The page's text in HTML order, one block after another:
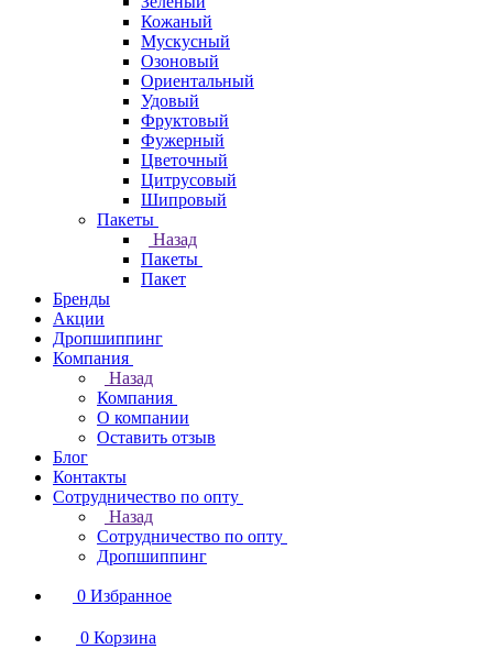
Кожаный
Мускусный
Озоновый
Ориентальный
Удовый
Фруктовый
Фужерный
Цветочный
Цитрусовый
Шипровый
Пакеты
Назад
Пакеты
Пакет
Бренды
Акции
Дропшиппинг
Компания
Назад
Компания
О компании
Оставить отзыв
Блог
Контакты
Сотрудничество по опту
Назад
Сотрудничество по опту
Дропшиппинг
0 Избранное
0 Корзина